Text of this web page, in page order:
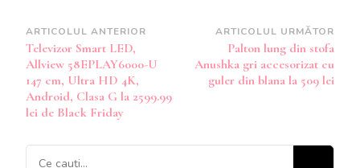
Navigare
în
articole
ARTICOLUL ANTERIOR
Televizor Smart LED,
Allview 58EPLAY6000-U
147 cm, Ultra HD 4K,
Android, Clasa G la 2599.99
lei de Black Friday
ARTICOLUL URMĂTOR
Palton lung din stofa
Anushka gri accesorizat cu
guler din blana la 509 lei
Cauți